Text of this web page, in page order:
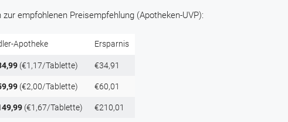
empfohlenen Preisempfehlung (Apotheken-UVP):
Apotheke Ersparnis
(€1,17/Tablette) €34,91
(€2,00/Tablette) €60,01
(€1,67/Tablette) €210,01